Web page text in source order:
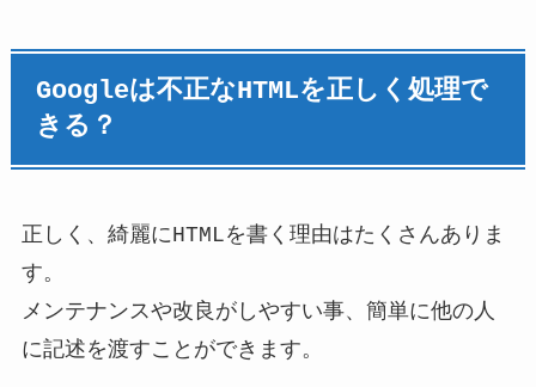
Googleは不正なHTMLを正しく処理で
きる？
正しく、綺麗にHTMLを書く理由はたくさんありま
す。
メンテナンスや改良がしやすい事、簡単に他の人
に記述を渡すことができます。